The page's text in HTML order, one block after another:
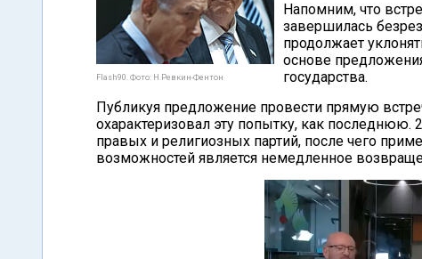
Flash90. Фото: Н.Ревкин-Фентон
Напомним, что
завершилась
продолжает
основе
государства.
Публикуя предложение провести прямую
охарактеризовал эту попытку, как последнюю.
правых и религиозных партий, после чего
возможностей является немедленное